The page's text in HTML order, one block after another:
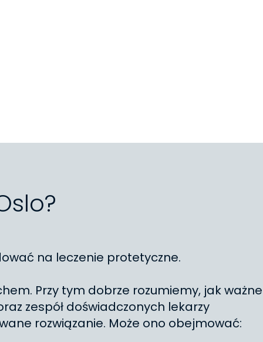
na leczenie protetyczne.
Przy tym dobrze rozumiemy, jak ważne
zespół doświadczonych lekarzy
rozwiązanie. Może ono obejmować: